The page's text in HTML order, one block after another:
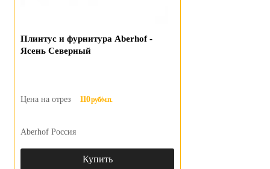
Плинтус и фурнитура Aberhof -
Ясень Северный
Цена на отрез 110руб/м.п.
Aberhof Россия
Купить